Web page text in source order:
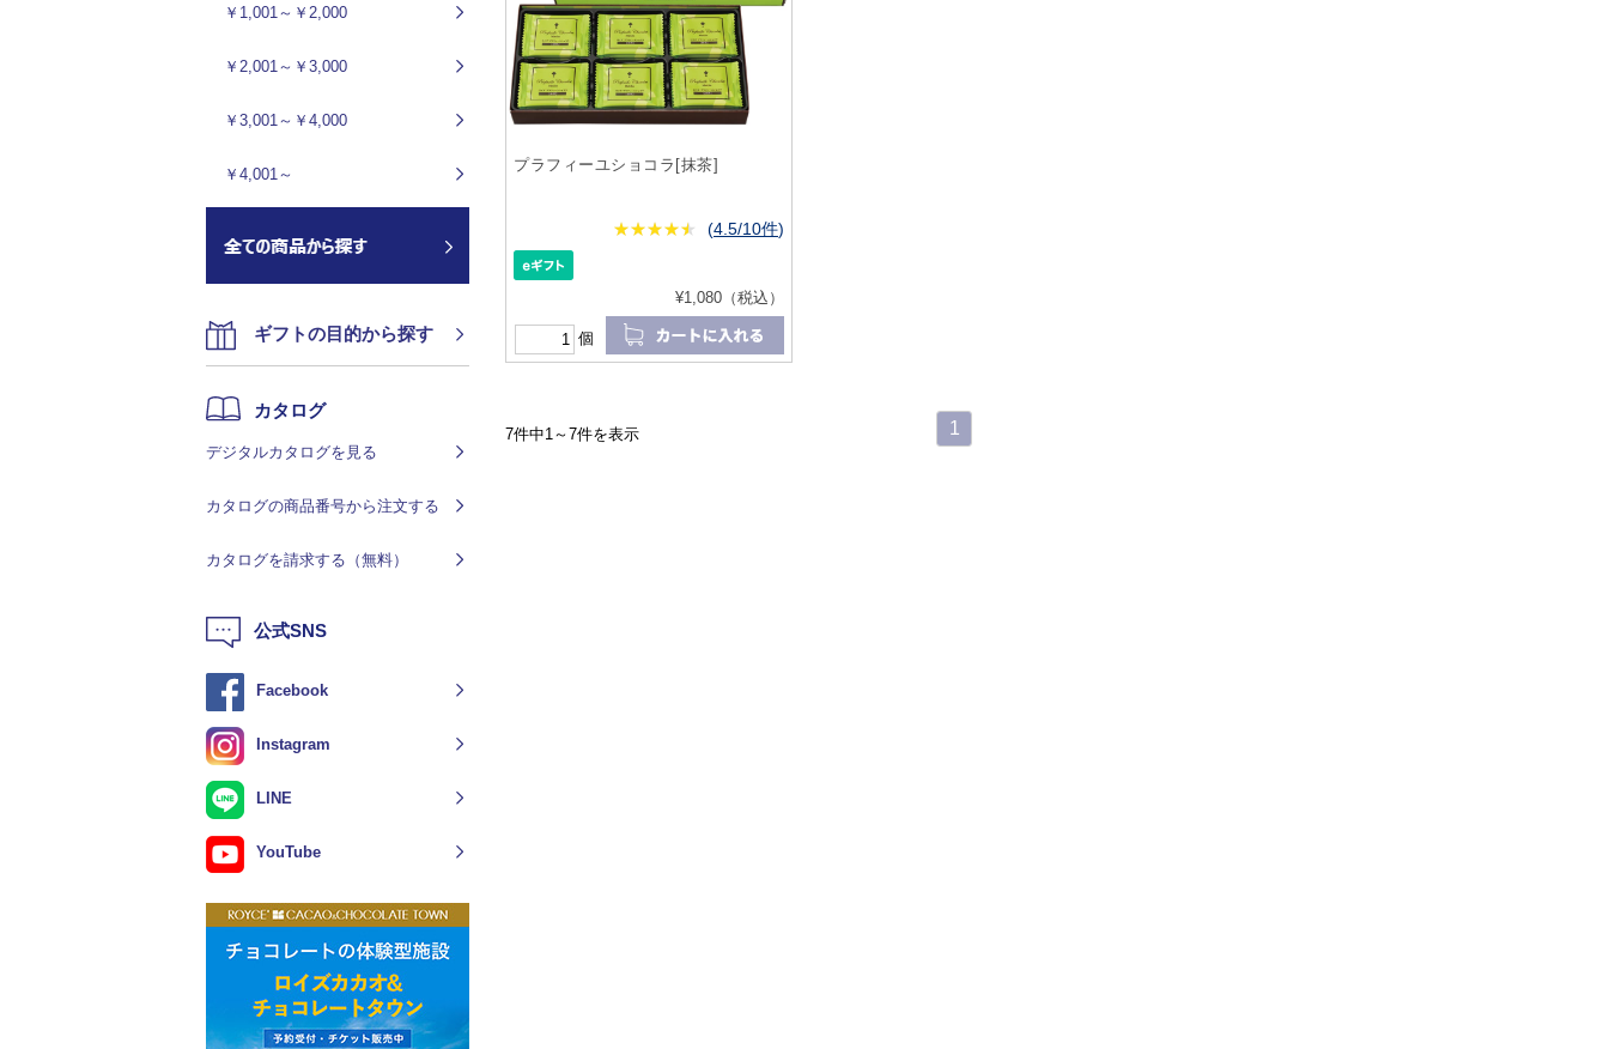
プラフィーユショコラ[抹茶]
★★★★★
★★★★★ (4.5/10件)
¥1,080（税込）
個
7件中1～7件を表示 1
￥1,001～￥2,000
￥2,001～￥3,000
￥3,001～￥4,000
￥4,001～
ギフトの目的から探す
カタログ
デジタルカタログを見る
カタログの商品番号から注文する
カタログを請求する（無料）
公式SNS
Facebook
Instagram
LINE
YouTube